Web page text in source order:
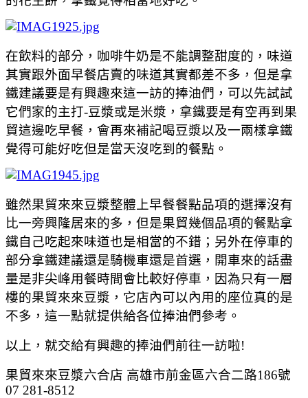
在飲料的部分，咖啡牛奶是不能調整甜度的，味道
其實跟外面早餐店賣的味道其實都差不多，但是拿
鐵建議要是有興趣來這一訪的捧油們，可以先試試
它們家的主打-豆漿或是米漿，拿鐵要是有空再到果
貿這邊吃早餐，會再來補記喝豆漿以及一兩樣拿鐵
覺得可能好吃但是當天沒吃到的餐點。
雖然果貿來來豆漿整體上早餐餐點品項的選擇沒有
比一旁興隆居來的多，但是果貿幾個品項的餐點拿
鐵自己吃起來味道也是相當的不錯；另外在停車的
部分拿鐵建議還是騎機車還是首選，開車來的話盡
量是非尖峰用餐時間會比較好停車，因為只有一層
樓的果貿來來豆漿，它店內可以內用的座位真的是
不多，這一點就提供給各位捧油們參考。
以上，就交給有興趣的捧油們前往一訪啦!
果貿來來豆漿六合店 高雄市前金區六合二路186號
07 281-8512